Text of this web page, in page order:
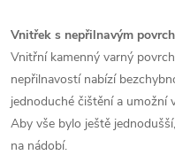
Vnitřek s nepřilnavým
Vnitřní kamenný varný
nepřilnavostí nabízí
jednoduché čištění a umožní
Aby vše bylo ještě
na nádobí.